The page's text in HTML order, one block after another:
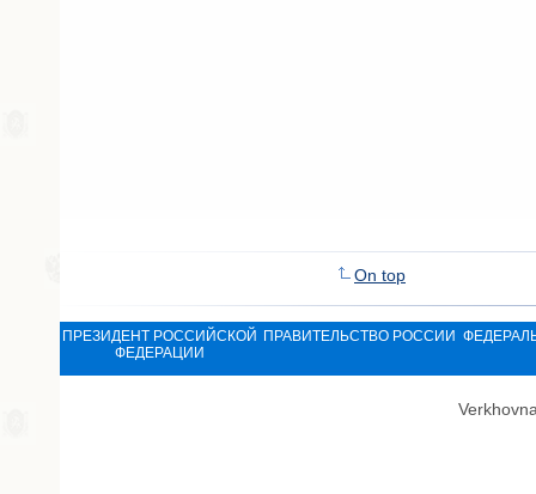
On top
ПРЕЗИДЕНТ РОССИЙСКОЙ
ФЕДЕРАЦИИ
ПРАВИТЕЛЬСТВО РОССИИ